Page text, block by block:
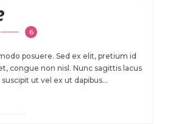
6
posuere. Sed ex elit, pretium id
congue non nisl. Nunc sagittis lacus
ut vel ex ut dapibus...